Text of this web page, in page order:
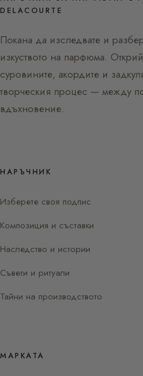
DELACOURTE
Покана да изследвате и
изкуството на парфюма.
суровините, акордите и
творческия процес — между
вдъхновение.
НАРЪЧНИК
Изберете своя подпис
Композиция и съставки
Наследство и истории
Съвети и ритуали
Тайни на производството
МАРКАТА